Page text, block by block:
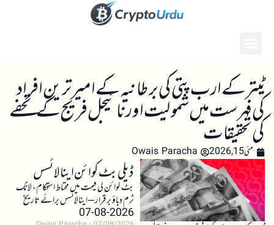
ٹیتر کے ارب پتی کی برطانیہ کے امیر ترین افراد
کی فہرست میں شمولیت اور نائیجل فریج کے تحفے
کی تحقیقات
مئی 15, 2026 Owais Paracha
ڈیلی بٹ کوائن اینالائسس
بٹ کوائن کی قیمت میں محتاط استحکام، لانگ
ٹرم دباؤ برقرار – اینالائسس برائے تاریخ
2026-08-07